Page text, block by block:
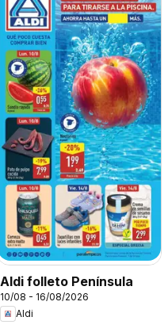
Aldi folleto Península
10/08 - 16/08/2026
Aldi